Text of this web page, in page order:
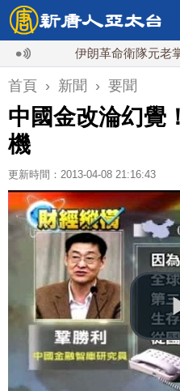
伊朗革命衛隊元老掌最高
首頁 › 新聞 › 要聞
中國金改淪幻覺
機
更新時間：2013-04-08 21:16:43